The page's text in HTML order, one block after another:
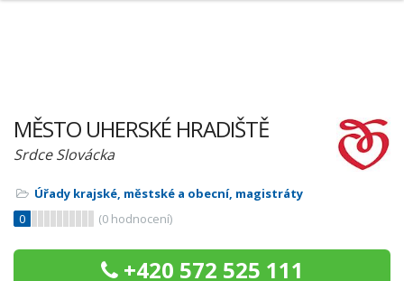
MĚSTO UHERSKÉ HRADIŠTĚ
Srdce Slovácka
Úřady krajské, městské a obecní, magistráty
0
(0 hodnocení)
+420 572 525 111